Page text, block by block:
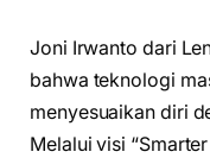
Joni Irwanto dari
bahwa teknologi
menyesuaikan diri
Melalui visi